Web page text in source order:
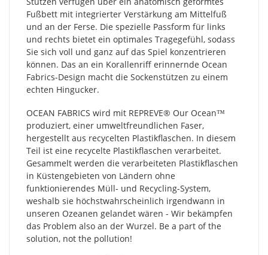
Fußbett mit integrierter Verstärkung am Mittelfuß
und an der Ferse. Die spezielle Passform für links
und rechts bietet ein optimales Tragegefühl, sodass
Sie sich voll und ganz auf das Spiel konzentrieren
können. Das an ein Korallenriff erinnernde Ocean
Fabrics-Design macht die Sockenstützen zu einem
echten Hingucker.
OCEAN FABRICS wird mit REPREVE®️ Our Ocean™
produziert, einer umweltfreundlichen Faser,
hergestellt aus recycelten Plastikflaschen. In diesem
Teil ist eine recycelte Plastikflaschen verarbeitet.
Gesammelt werden die verarbeiteten Plastikflaschen
in Küstengebieten von Ländern ohne
funktionierendes Müll- und Recycling-System,
weshalb sie höchstwahrscheinlich irgendwann in
unseren Ozeanen gelandet wären - Wir bekämpfen
das Problem also an der Wurzel. Be a part of the
solution, not the pollution!